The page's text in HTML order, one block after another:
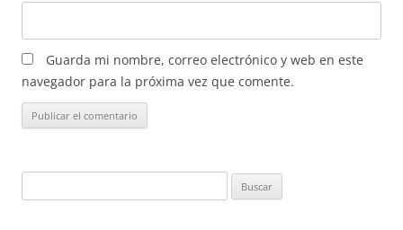
Guarda mi nombre, correo electrónico y web en este
navegador para la próxima vez que comente.